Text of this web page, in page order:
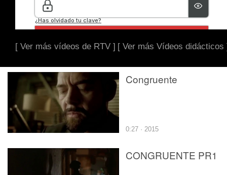
[ Ver más vídeos de RTV ] [ Ver más Vídeos didácticos
Congruente
0:27 · 2015
CONGRUENTE PR1